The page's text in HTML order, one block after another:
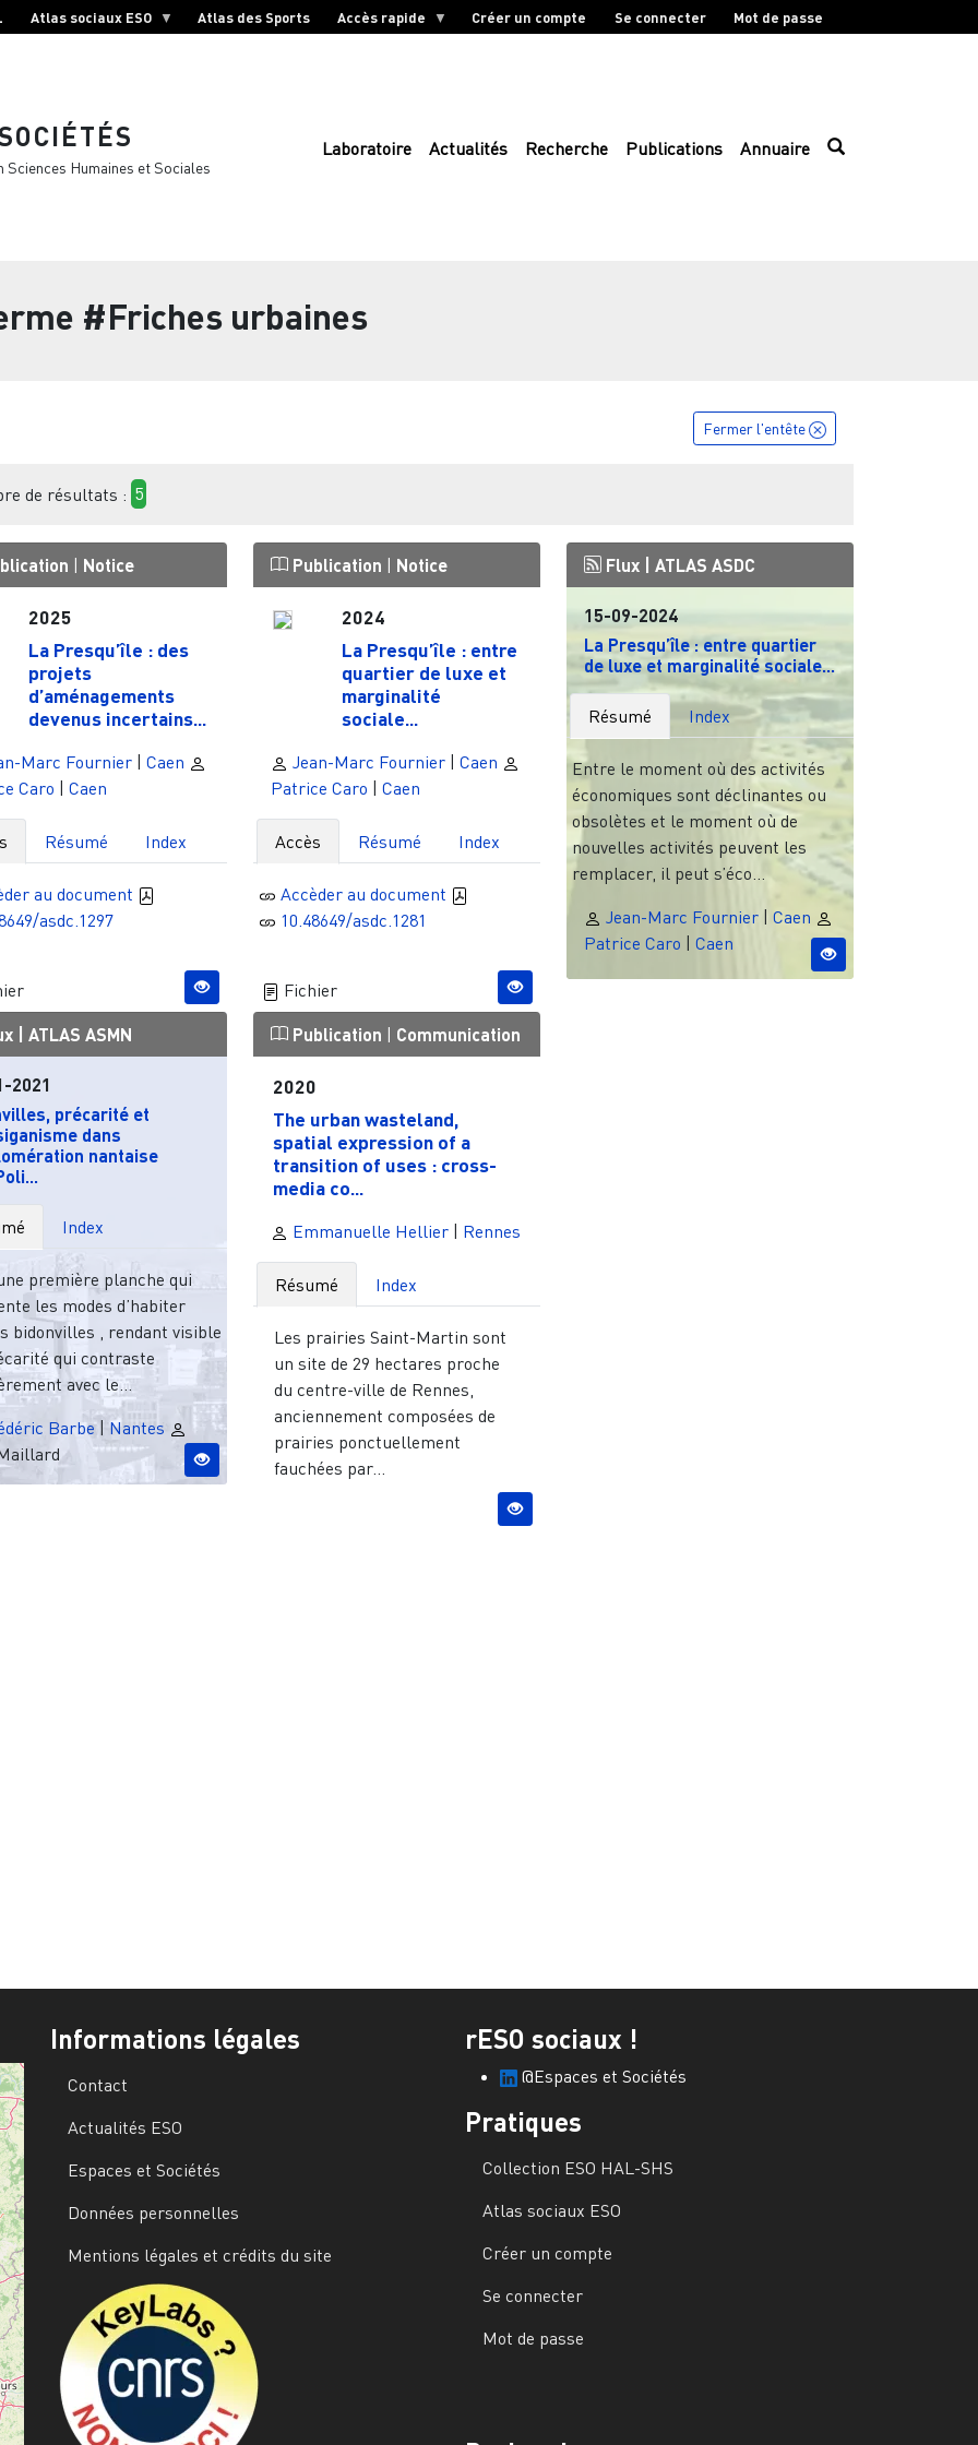
Atlas sociaux ESO Atlas des Sports Accès rapide Créer un compte Se connecter Mot de passe
Humaines et Sociales
Laboratoire Actualités Recherche Publications Annuaire
#Friches urbaines
Fermer l'entête
de résultats : 5
| Notice
2025
La Presqu’île : des
projets
d’aménagements
devenus incertains...
Marc Fournier | Caen
Caro | Caen
Résumé Index
au document
asdc.1297
Publication | Notice
2024
La Presqu’île : entre
quartier de luxe et
marginalité
sociale...
Jean-Marc Fournier| Caen
Patrice Caro | Caen
Accès Résumé Index
Accèder au document
10.48649/asdc.1281
Fichier
Flux | ATLAS ASDC
15-09-2024
La Presqu’île : entre quartier
de luxe et marginalité sociale...
Résumé Index
Entre le moment où des activités
économiques sont déclinantes ou
obsolètes et le moment où de
nouvelles activités peuvent les
remplacer, il peut s’éco...
Jean-Marc Fournier| Caen
Patrice Caro | Caen
| ATLAS ASMN
2021
précarité et
dans
nantaise
Index
première planche qui
les modes d’habiter
bidonvilles , rendant visible
qui contraste
avec le...
Barbe| Nantes
Publication | Communication
2020
The urban wasteland,
spatial expression of a
transition of uses : cross-
media co...
Emmanuelle Hellier| Rennes
Résumé Index
Les prairies Saint-Martin sont
un site de 29 hectares proche
du centre-ville de Rennes,
anciennement composées de
prairies ponctuellement
fauchées par...
Informations légales
Contact
Actualités ESO
Espaces et Sociétés
Données personnelles
Mentions légales et crédits du site
rESO sociaux !
@Espaces et Sociétés
Pratiques
Collection ESO HAL-SHS
Atlas sociaux ESO
Créer un compte
Se connecter
Mot de passe